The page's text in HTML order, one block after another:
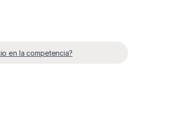
en la competencia?